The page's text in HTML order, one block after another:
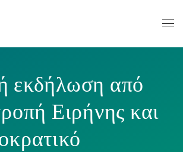
εκδήλωση από
Ειρήνης και